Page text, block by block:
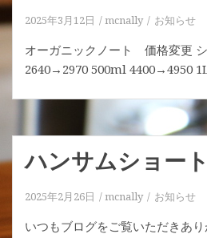
2025年3月12日 mcnally お知らせ
オーガニックノート 価格変更
2640→2970 500ml 4400→4950
ハンサムショート
2025年2月26日 mcnally お知らせ
いつもブログをご覧いただきあ